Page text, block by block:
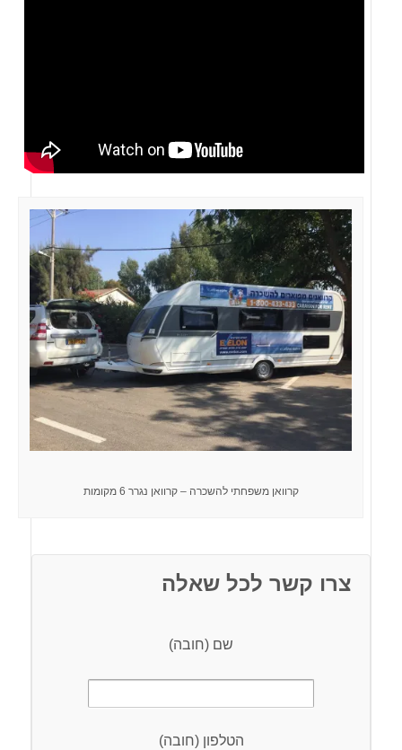
קרוואן משפחתי להשכרה – קרוואן נגרר 6 מקומות
צרו קשר לכל שאלה
שם (חובה)
הטלפון (חובה)